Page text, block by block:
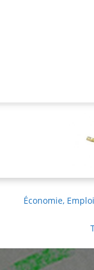
Économie,